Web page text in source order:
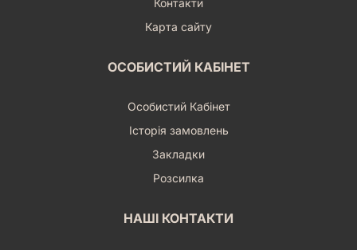
Контакти
Карта сайту
ОСОБИСТИЙ КАБІНЕТ
Особистий Кабінет
Історія замовлень
Закладки
Розсилка
НАШІ КОНТАКТИ